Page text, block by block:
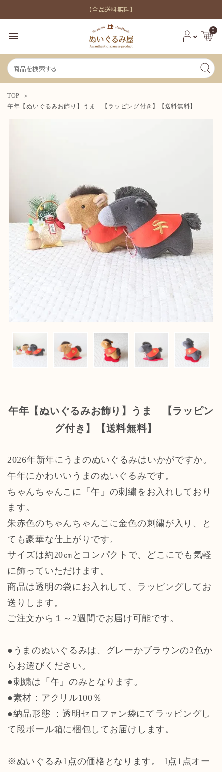
【全品送料無料】
menu
0
INFORMATION
TOP
午年【ぬいぐるみお飾り】うま 【ラッピング付き】【送料無料】
午年【ぬいぐるみお飾り】うま 【ラッピン
グ付き】【送料無料】
2026年新年にうまのぬいぐるみはいかがですか。
午年にかわいいうまのぬいぐるみです。
ちゃんちゃんこに「午」の刺繍をお入れしており
ます。
朱赤色のちゃんちゃんこに金色の刺繍が入り、と
ても豪華な仕上がりです。
サイズは約20㎝とコンパクトで、どこにでも気軽
に飾っていただけます。
商品は透明の袋にお入れして、ラッピングしてお
送りします。
ご注文から１～2週間でお届け可能です。
●うまのぬいぐるみは、グレーかブラウンの2色か
らお選びください。
●刺繍は「午」のみとなります。
●素材：アクリル100％
●納品形態 ：透明セロファン袋にてラッピングし
て段ボール箱に梱包してお届けします。
※ぬいぐるみ1点の価格となります。 1点1点オー